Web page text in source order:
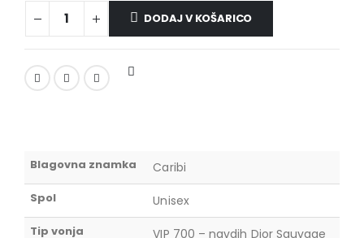
DODAJ V KOŠARICO
Blagovna znamka Caribi
Spol Unisex
Tip vonja VIP 700 – navdih Dior Sauvage